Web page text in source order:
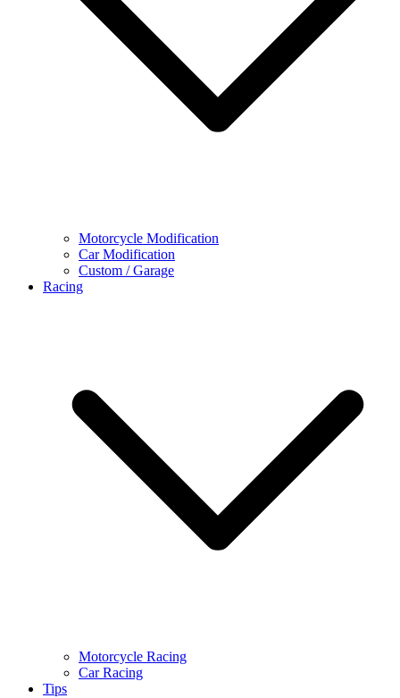
Motorcycle Modification
Car Modification
Custom / Garage
Racing
Motorcycle Racing
Car Racing
Tips